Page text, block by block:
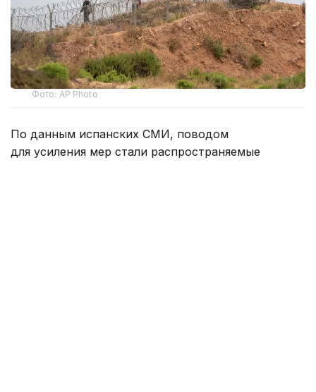
Фото: AP Photo
По данным испанских СМИ, поводом
для усиления мер стали распространяемые